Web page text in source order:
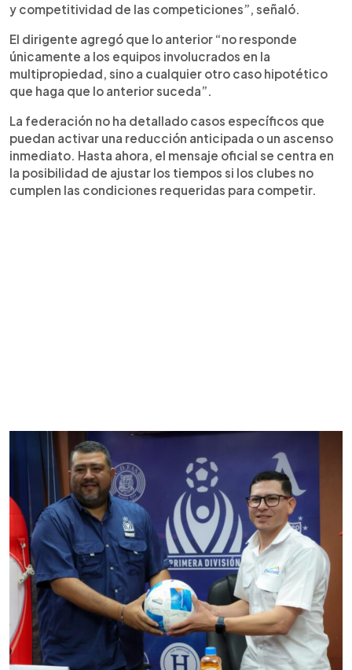
y competitividad de las competiciones”, señaló.
El dirigente agregó que lo anterior “no responde
únicamente a los equipos involucrados en la
multipropiedad, sino a cualquier otro caso hipotético
que haga que lo anterior suceda”.
La federación no ha detallado casos específicos que
puedan activar una reducción anticipada o un ascenso
inmediato. Hasta ahora, el mensaje oficial se centra en
la posibilidad de ajustar los tiempos si los clubes no
cumplen las condiciones requeridas para competir.